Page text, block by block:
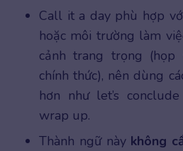
Call it a day phù hợp
hoặc môi trường làm
cảnh trang trọng
chính thức), nên dùng
hơn như let’s
wrap up.
Thành ngữ này không